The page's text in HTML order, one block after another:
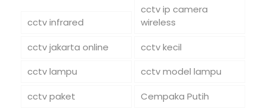
cctv infrared
cctv ip camera
wireless
cctv jakarta online
cctv kecil
cctv lampu
cctv model lampu
cctv paket
Cempaka Putih